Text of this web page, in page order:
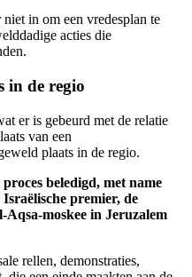
in om een vredesplan te
acties die
in de regio
er is gebeurd met de relatie
van een
plaats in de regio.
beledigd, met name
premier, de
Aqsa-moskee in Jeruzalem
rellen, demonstraties,